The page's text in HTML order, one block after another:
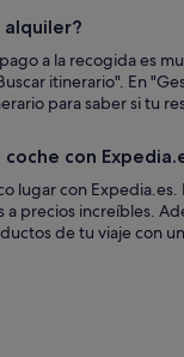
alquiler?
a la recogida es
itinerario". En
para saber si tu
con
lugar con
a precios increíbles.
de tu viaje con